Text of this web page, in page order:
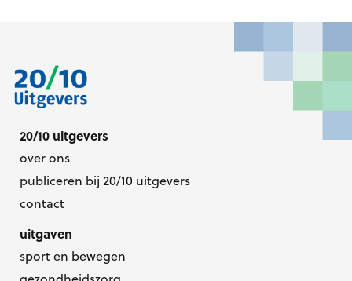
20/10 uitgevers
over ons
publiceren bij 20/10 uitgevers
contact
uitgaven
sport en bewegen